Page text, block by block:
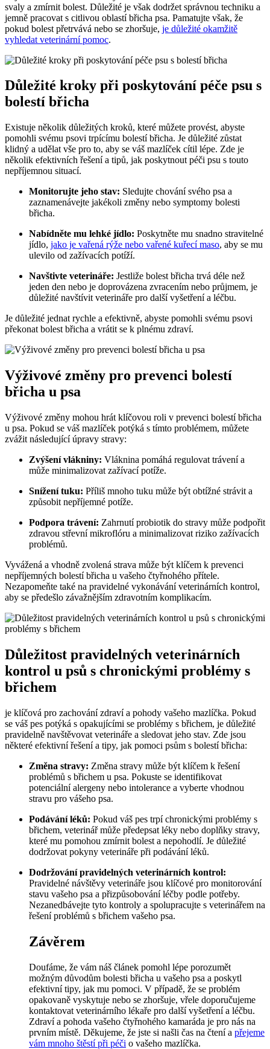
svaly a zmírnit bolest. Důležité je však dodržet správnou techniku a
jemně pracovat s citlivou oblastí břicha psa. Pamatujte však, že
pokud bolest přetrvává nebo se zhoršuje, je důležité okamžitě
vyhledat veterinární pomoc.
Důležité kroky při poskytování péče psu s
bolestí břicha
Existuje několik důležitých kroků, které můžete provést, abyste
pomohli svému psovi trpícímu bolestí břicha. Je důležité zůstat
klidný a udělat vše pro to, aby se váš mazlíček cítil lépe. Zde je
několik efektivních řešení a tipů, jak poskytnout péči psu s touto
nepříjemnou situací.
Monitorujte jeho stav: Sledujte chování svého psa a
zaznamenávejte jakékoli změny nebo symptomy bolesti
břicha.
Nabídněte mu lehké jídlo: Poskytněte mu snadno stravitelné
jídlo, jako je vařená rýže nebo vařené kuřecí maso, aby se mu
ulevilo od zažívacích potíží.
Navštivte veterináře: Jestliže bolest břicha trvá déle než
jeden den nebo je doprovázena zvracením nebo průjmem, je
důležité navštívit veterináře pro další vyšetření a léčbu.
Je důležité jednat rychle a efektivně, abyste pomohli svému psovi
překonat bolest břicha a vrátit se k plnému zdraví.
Výživové změny pro prevenci bolestí
břicha u psa
Výživové změny mohou hrát klíčovou roli v prevenci bolestí břicha
u psa. Pokud se váš mazlíček potýká s tímto problémem, můžete
zvážit následující úpravy stravy:
Zvýšení vlákniny: Vláknina pomáhá regulovat trávení a
může minimalizovat zažívací potíže.
Snížení tuku: Příliš mnoho tuku může být obtížné strávit a
způsobit nepříjemné potíže.
Podpora trávení: Zahrnutí probiotik do stravy může podpořit
zdravou střevní mikroflóru a minimalizovat riziko zažívacích
problémů.
Vyvážená a vhodně zvolená strava může být klíčem k prevenci
nepříjemných bolestí břicha u vašeho čtyřnohého přítele.
Nezapomeňte také na pravidelné vykonávání veterinárních kontrol,
aby se předešlo závažnějším zdravotním komplikacím.
Důležitost pravidelných veterinárních
kontrol u psů s chronickými problémy s
břichem
je klíčová pro zachování zdraví a pohody vašeho mazlíčka. Pokud
se váš pes potýká s opakujícími se problémy s břichem, je důležité
pravidelně navštěvovat veterináře a sledovat jeho stav. Zde jsou
některé efektivní řešení a tipy, jak pomoci psům s bolestí břicha:
Změna stravy: Změna stravy může být klíčem k řešení
problémů s břichem u psa. Pokuste se identifikovat
potenciální alergeny nebo intolerance a vyberte vhodnou
stravu pro vášeho psa.
Podávání léků: Pokud váš pes trpí chronickými problémy s
břichem, veterinář může předepsat léky nebo doplňky stravy,
které mu pomohou zmírnit bolest a nepohodlí. Je důležité
dodržovat pokyny veterináře při podávání léků.
Dodržování pravidelných veterinárních kontrol:
Pravidelné návštěvy veterináře jsou klíčové pro monitorování
stavu vašeho psa a přizpůsobování léčby podle potřeby.
Nezanedbávejte tyto kontroly a spolupracujte s veterinářem na
řešení problémů s břichem vašeho psa.
Závěrem
Doufáme, že vám náš článek pomohl lépe porozumět
možným důvodům bolesti břicha u vašeho psa a poskytl
efektivní tipy, jak mu pomoci. V případě, že se problém
opakovaně vyskytuje nebo se zhoršuje, vřele doporučujeme
kontaktovat veterinárního lékaře pro další vyšetření a léčbu.
Zdraví a pohoda vašeho čtyřnohého kamaráda je pro nás na
prvním místě. Děkujeme, že jste si našli čas na čtení a přejeme
vám mnoho štěstí při péči o vašeho mazlíčka.